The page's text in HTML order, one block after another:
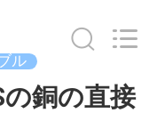
ル
の銅の直接